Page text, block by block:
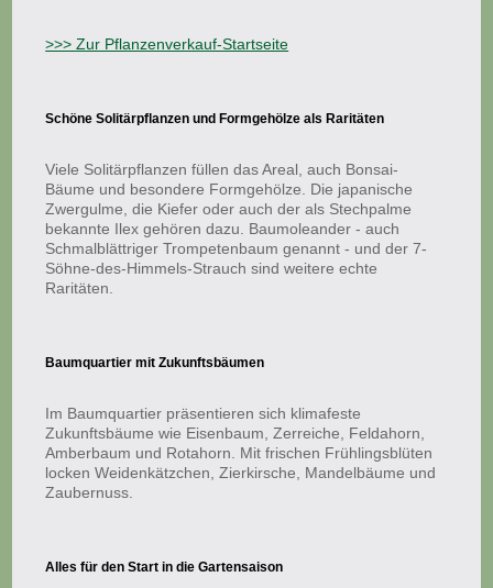
>>> Zur Pflanzenverkauf-Startseite
Schöne Solitärpflanzen und Formgehölze als Raritäten
Viele Solitärpflanzen füllen das Areal, auch Bonsai-
Bäume und besondere Formgehölze. Die japanische
Zwergulme, die Kiefer oder auch der als Stechpalme
bekannte Ilex gehören dazu. Baumoleander - auch
Schmalblättriger Trompetenbaum genannt - und der 7-
Söhne-des-Himmels-Strauch sind weitere echte
Raritäten.
Baumquartier mit Zukunftsbäumen
Im Baumquartier präsentieren sich klimafeste
Zukunftsbäume wie Eisenbaum, Zerreiche, Feldahorn,
Amberbaum und Rotahorn. Mit frischen Frühlingsblüten
locken Weidenkätzchen, Zierkirsche, Mandelbäume und
Zaubernuss.
Alles für den Start in die Gartensaison